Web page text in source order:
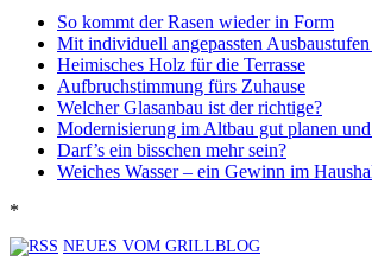
So kommt der Rasen wieder in Form
Mit individuell angepassten
Heimisches Holz für die Terrasse
Aufbruchstimmung fürs Zuhause
Welcher Glasanbau ist der richtige?
Modernisierung im Altbau gut planen
Darf’s ein bisschen mehr sein?
Weiches Wasser – ein Gewinn im
*
NEUES VOM GRILLBLOG